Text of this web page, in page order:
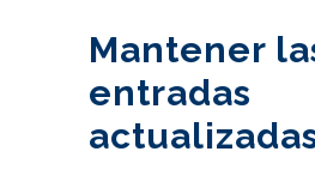
Mantener
entradas